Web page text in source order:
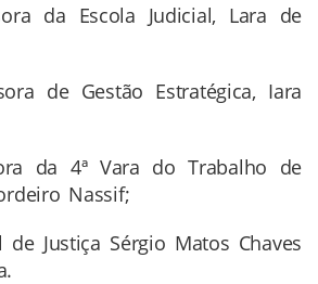
da Escola Judicial, Lara de
de Gestão Estratégica, Iara
da 4ª Vara do Trabalho de
Nassif;
Justiça Sérgio Matos Chaves